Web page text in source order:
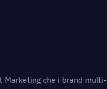
Marketing che i brand multi-